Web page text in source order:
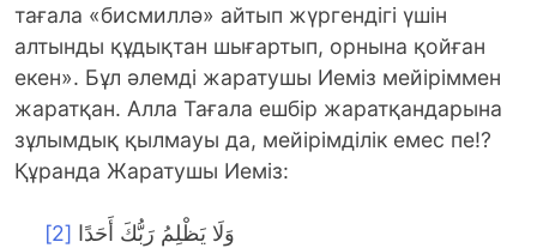
тағала «бисмиллә» айтып жүргендігі үшін
алтынды құдықтан шығартып, орнына қойған
екен». Бұл әлемді жаратушы Иеміз мейіріммен
жаратқан. Алла Тағала ешбір жаратқандарына
зұлымдық қылмауы да, мейірімділік емес пе!?
Құранда Жаратушы Иеміз:
وَلَا يَظْلِمُ رَبُّكَ أَحَدًا [2]